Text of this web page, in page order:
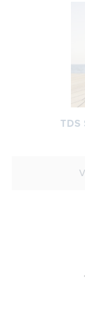
TDS